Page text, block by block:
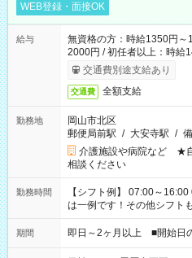
WEB登録・面接OK
給与
無資格の方：時給1350円～
2000円 / 初任者以上：時給
交通費別途支給あり
交通費 全額支給
勤務地
岡山市北区
郵便局前駅 / 大安寺駅 /
介護施設や病院など ★
相談ください
勤務時間
【シフト例】 07:00～16:00
は一例です！その他シフト
期間 即日～2ヶ月以上 ■開始日